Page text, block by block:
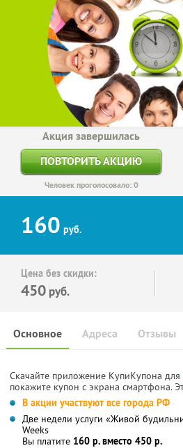
Акция завершилась
ПОВТОРИТЬ АКЦИЮ
Человек проголосовало: 0
160 руб.
Цена без скидки:
450 руб.
Основное Отзывы
Адреса
Скачайте приложение КупиКупона для
покажите купон с экрана смартфона.
В акции участвуют все города РФ
Две недели услуги «Живой
Weeks
Вы платите 160 р. вместо 450 р.